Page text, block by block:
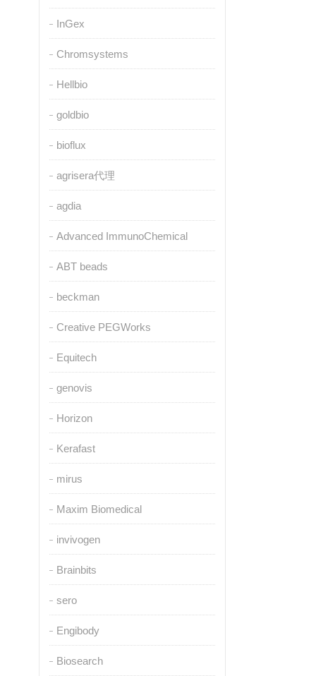
InGex
Chromsystems
Hellbio
goldbio
bioflux
agrisera代理
agdia
Advanced ImmunoChemical
ABT beads
beckman
Creative PEGWorks
Equitech
genovis
Horizon
Kerafast
mirus
Maxim Biomedical
invivogen
Brainbits
sero
Engibody
Biosearch